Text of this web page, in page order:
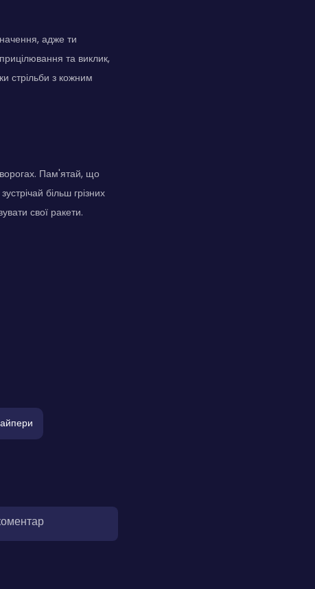
адже ти
та виклик,
стрільби з кожним
Пам'ятай, що
більш грізних
свої ракети.